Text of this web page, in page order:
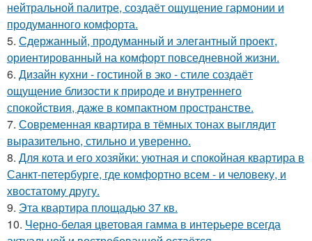
нейтральной палитре, создаёт ощущение гармонии и
продуманного комфорта.
5. Сдержанный, продуманный и элегантный проект,
ориентированный на комфорт повседневной жизни.
6. Дизайн кухни - гостиной в эко - стиле создаёт
ощущение близости к природе и внутреннего
спокойствия, даже в компактном пространстве.
7. Современная квартира в тёмных тонах выглядит
выразительно, стильно и уверенно.
8. Для кота и его хозяйки: уютная и спокойная квартира в
Санкт-петербурге, где комфортно всем - и человеку, и
хвостатому другу.
9. Эта квартира площадью 37 кв.
10. Черно-белая цветовая гамма в интерьере всегда